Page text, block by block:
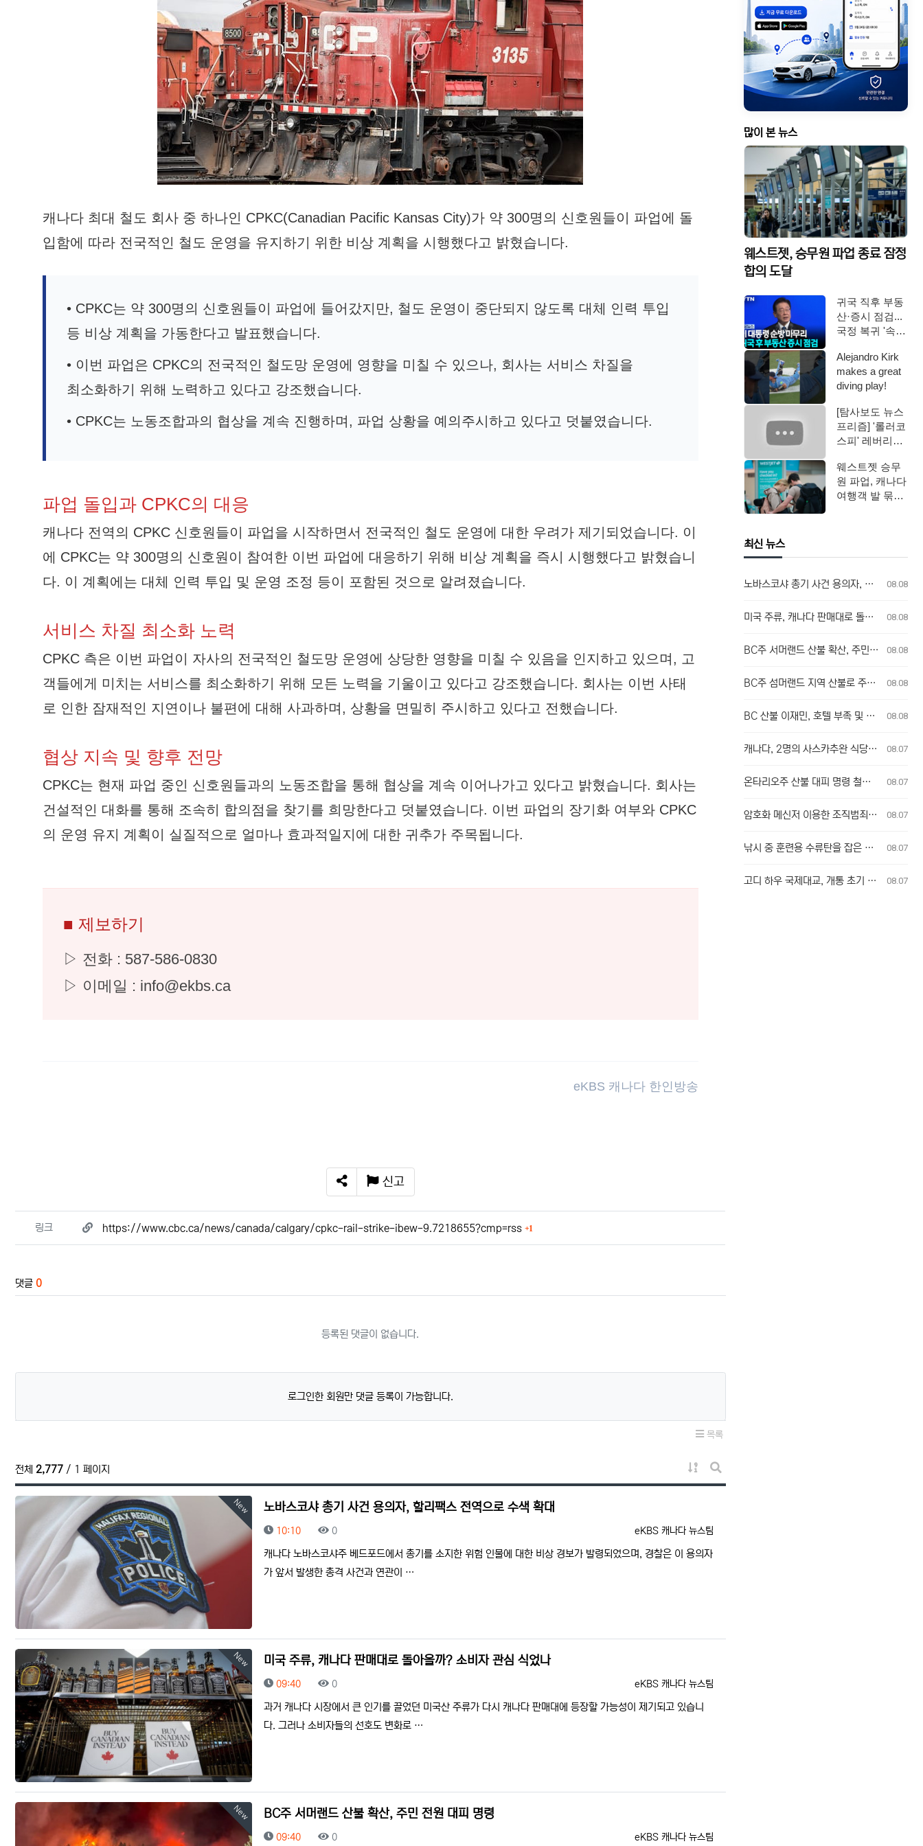
캐나다 최대 철도 회사 중 하나인 CPKC(Canadian Pacific Kansas City)가 약 300명의 신호원들이 파업에 돌
입함에 따라 전국적인 철도 운영을 유지하기 위한 비상 계획을 시행했다고 밝혔습니다.
• CPKC는 약 300명의 신호원들이 파업에 들어갔지만, 철도 운영이 중단되지 않도록 대체 인력 투입
등 비상 계획을 가동한다고 발표했습니다.
• 이번 파업은 CPKC의 전국적인 철도망 운영에 영향을 미칠 수 있으나, 회사는 서비스 차질을
최소화하기 위해 노력하고 있다고 강조했습니다.
• CPKC는 노동조합과의 협상을 계속 진행하며, 파업 상황을 예의주시하고 있다고 덧붙였습니다.
파업 돌입과 CPKC의 대응
캐나다 전역의 CPKC 신호원들이 파업을 시작하면서 전국적인 철도 운영에 대한 우려가 제기되었습니다. 이
에 CPKC는 약 300명의 신호원이 참여한 이번 파업에 대응하기 위해 비상 계획을 즉시 시행했다고 밝혔습니
다. 이 계획에는 대체 인력 투입 및 운영 조정 등이 포함된 것으로 알려졌습니다.
서비스 차질 최소화 노력
CPKC 측은 이번 파업이 자사의 전국적인 철도망 운영에 상당한 영향을 미칠 수 있음을 인지하고 있으며, 고
객들에게 미치는 서비스를 최소화하기 위해 모든 노력을 기울이고 있다고 강조했습니다. 회사는 이번 사태
로 인한 잠재적인 지연이나 불편에 대해 사과하며, 상황을 면밀히 주시하고 있다고 전했습니다.
협상 지속 및 향후 전망
CPKC는 현재 파업 중인 신호원들과의 노동조합을 통해 협상을 계속 이어나가고 있다고 밝혔습니다. 회사는
건설적인 대화를 통해 조속히 합의점을 찾기를 희망한다고 덧붙였습니다. 이번 파업의 장기화 여부와 CPKC
의 운영 유지 계획이 실질적으로 얼마나 효과적일지에 대한 귀추가 주목됩니다.
■ 제보하기
▷ 전화 : 587-586-0830
▷ 이메일 : info@ekbs.ca
eKBS 캐나다 한인방송
SNS 공유
신고
관련자료
링크 https://www.cbc.ca/news/canada/calgary/cpkc-rail-strike-ibew-9.7218655?cmp=rss 1
댓글 0
등록된 댓글이 없습니다.
로그인한 회원만 댓글 등록이 가능합니다.
목록
전체 2,777 / 1 페이지
게시물 정렬
게시판 검색
New 노바스코샤 총기 사건 용의자, 할리팩스 전역으로 수색 확대
등록자
eKBS 캐나다 뉴스팀
등록일
10:10 조회
0
캐나다 노바스코샤주 베드포드에서 총기를 소지한 위험 인물에 대한 비상 경보가 발령되었으며, 경찰은 이 용의자
가 앞서 발생한 총격 사건과 연관이 …
New 미국 주류, 캐나다 판매대로 돌아올까? 소비자 관심 식었나
등록자
eKBS 캐나다 뉴스팀
등록일
09:40 조회
0
과거 캐나다 시장에서 큰 인기를 끌었던 미국산 주류가 다시 캐나다 판매대에 등장할 가능성이 제기되고 있습니
다. 그러나 소비자들의 선호도 변화로 …
New BC주 서머랜드 산불 확산, 주민 전원 대피 명령
등록자
eKBS 캐나다 뉴스팀
등록일
09:40 조회
0
많이 본 뉴스
웨스트젯, 승무원 파업 종료 잠정
합의 도달
귀국 직후 부동
산·증시 점검...
국정 복귀 '속도'
Alejandro Kirk
makes a great
diving play!
[탐사보도 뉴스
프리즘] '롤러코
스피' 레버리지
TV (Yo…
웨스트젯 승무
원 파업, 캐나다
여행객 발 묶였
최신 뉴스
노바스코샤 총기 사건 용의자, 할리팩스 전역으로 수색 확대 08.08
미국 주류, 캐나다 판매대로 돌아올까? 소비자 관심 식었나 08.08
BC주 서머랜드 산불 확산, 주민 전원 대피 명령 08.08
BC주 섬머랜드 지역 산불로 주민 전원 대피 명령 08.08
BC 산불 이재민, 호텔 부족 및 긴급 지원 지연 겪어 08.08
캐나다, 2명의 사스카추완 식당 업주, 방글라데시 여성 인신매매 유죄 판결 08.07
온타리오주 산불 대피 명령 철회에 대한 굴 베이 퍼스트 네이션의 강력 반발 08.07
암호화 메신저 이용한 조직범죄, 청소년 포섭…수사 난항 예고 08.07
낚시 중 훈련용 수류탄을 잡은 남성 08.07
고디 하우 국제대교, 개통 초기 이용객 이중 요금 청구 의혹 제기 08.07